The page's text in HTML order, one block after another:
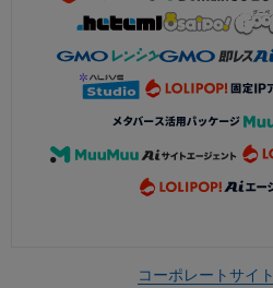
コーポレートサイト